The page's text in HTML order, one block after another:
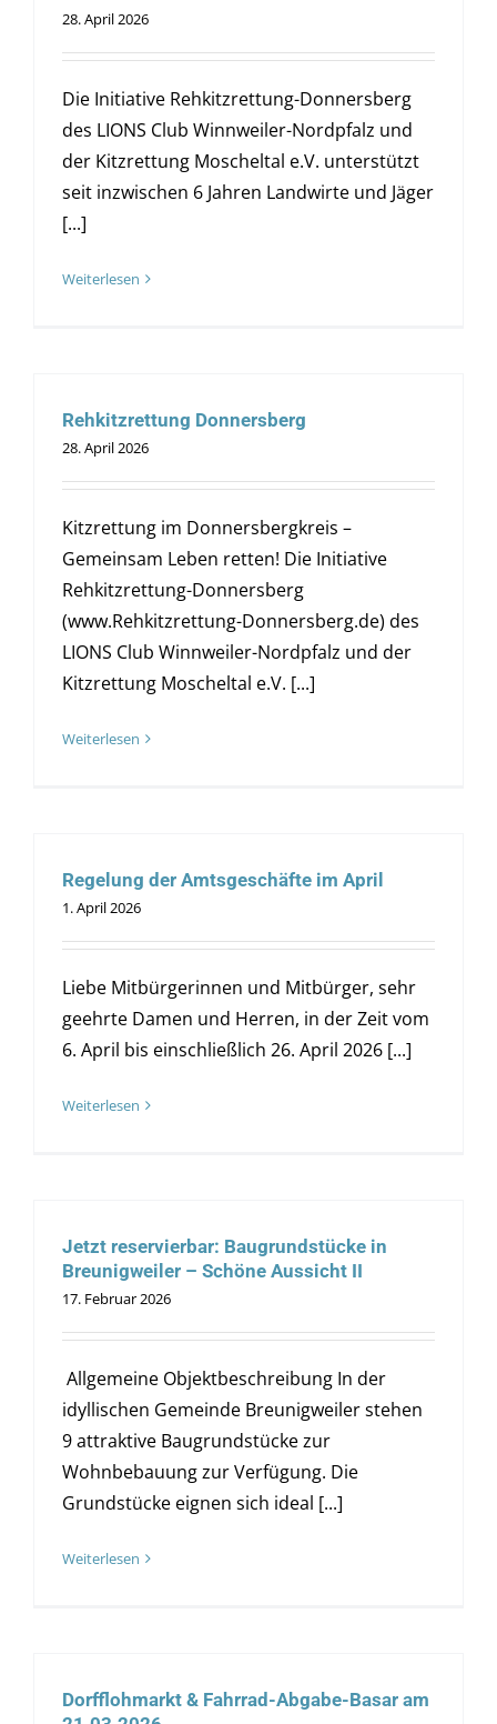
28. April 2026
Die Initiative Rehkitzrettung-Donnersberg
des LIONS Club Winnweiler-Nordpfalz und
der Kitzrettung Moscheltal e.V. unterstützt
seit inzwischen 6 Jahren Landwirte und Jäger
[...]
Weiterlesen
Rehkitzrettung Donnersberg
28. April 2026
Kitzrettung im Donnersbergkreis –
Gemeinsam Leben retten! Die Initiative
Rehkitzrettung-Donnersberg
(www.Rehkitzrettung-Donnersberg.de) des
LIONS Club Winnweiler-Nordpfalz und der
Kitzrettung Moscheltal e.V. [...]
Weiterlesen
Regelung der Amtsgeschäfte im April
1. April 2026
Liebe Mitbürgerinnen und Mitbürger, sehr
geehrte Damen und Herren, in der Zeit vom
6. April bis einschließlich 26. April 2026 [...]
Weiterlesen
Jetzt reservierbar: Baugrundstücke in
Breunigweiler – Schöne Aussicht II
17. Februar 2026
Allgemeine Objektbeschreibung In der
idyllischen Gemeinde Breunigweiler stehen
9 attraktive Baugrundstücke zur
Wohnbebauung zur Verfügung. Die
Grundstücke eignen sich ideal [...]
Weiterlesen
Dorfflohmarkt & Fahrrad-Abgabe-Basar am